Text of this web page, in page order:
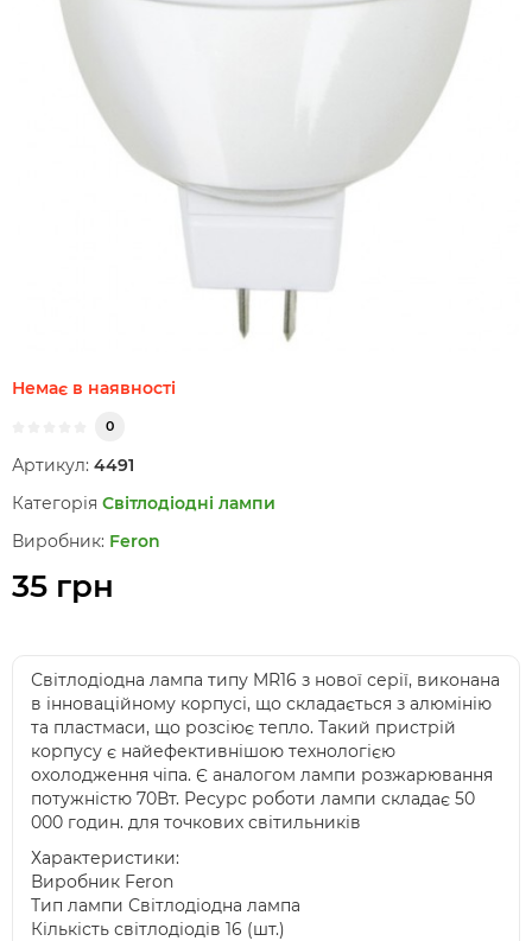
Немає в наявності
0
Артикул: 4491
Категорія Світлодіодні лампи
Виробник: Feron
35 грн
Світлодіодна лампа типу MR16 з нової серії, виконана
в інноваційному корпусі, що складається з алюмінію
та пластмаси, що розсіює тепло. Такий пристрій
корпусу є найефективнішою технологією
охолодження чіпа. Є аналогом лампи розжарювання
потужністю 70Вт. Ресурс роботи лампи складає 50
000 годин. для точкових світильників
Характеристики:
Виробник Feron
Тип лампи Світлодіодна лампа
Кількість світлодіодів 16 (шт.)